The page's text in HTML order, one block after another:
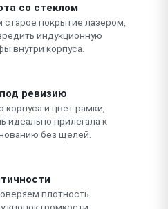
со стеклом
старое покрытие лазером,
индукционную
внутри корпуса.
ревизию
и цвет рамки,
идеально прилегала к
без щелей.
плотность
кнопок громкости,